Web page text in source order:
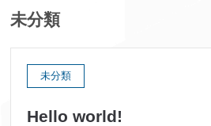
未分類
未分類
Hello world!